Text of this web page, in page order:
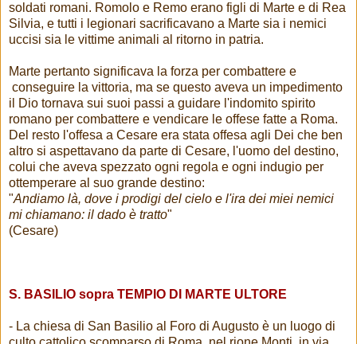
soldati romani. Romolo e Remo erano figli di Marte e di Rea
Silvia, e tutti i legionari sacrificavano a Marte sia i nemici
uccisi sia le vittime animali al ritorno in patria.
Marte pertanto significava la forza per combattere e
conseguire la vittoria, ma se questo aveva un impedimento
il Dio tornava sui suoi passi a guidare l'indomito spirito
romano per combattere e vendicare le offese fatte a Roma.
Del resto l'offesa a Cesare era stata offesa agli Dei che ben
altro si aspettavano da parte di Cesare, l'uomo del destino,
colui che aveva spezzato ogni regola e ogni indugio per
ottemperare al suo grande destino:
"Andiamo là, dove i prodigi del cielo e l'ira dei miei nemici
mi chiamano: il dado è tratto"
(Cesare)
S. BASILIO sopra TEMPIO DI MARTE ULTORE
- La chiesa di San Basilio al Foro di Augusto è un luogo di